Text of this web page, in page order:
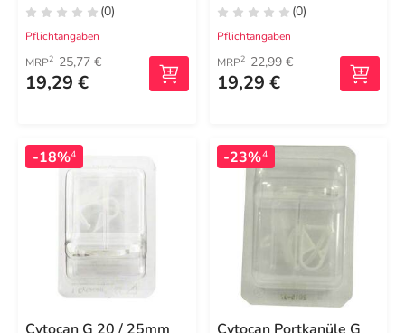
(0)
Pflichtangaben
MRP2 25,77 €
19,29 €
(0)
Pflichtangaben
MRP2 22,99 €
19,29 €
-18%4 -23%4